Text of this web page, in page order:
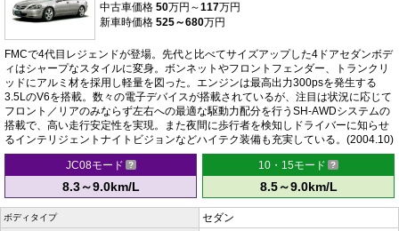
中古車価格 50万円～117万円
新車時価格 525～680万円
FMCで4代目レジェンドが登場。先代と比べてサイズアップした4ドアセダンボデ
ィはシャープなスタイルに変身。ボンネットやフロントフェンダー、トランクリ
ッドにアルミ材を採用し軽量を図った。エンジンは最高出力300psを発生する
3.5LのV6を搭載。数々の電子デバイスが搭載されているが、注目は状況に応じて
フロント／リアのみならず左右への最適な駆動力配分を行うSH-AWDシステムの
搭載で、高い走行安定性を実現。また夜間に歩行者を検知しドライバーに知らせ
るインテリジェントナイトビジョンなどハイテク装備も充実している。(2004.10)
JC08モード
8.3～9.0km/L
10・15モード
8.5～9.0km/L
ボディタイプ セダン